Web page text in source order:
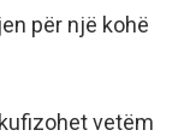
për një kohë
vetëm